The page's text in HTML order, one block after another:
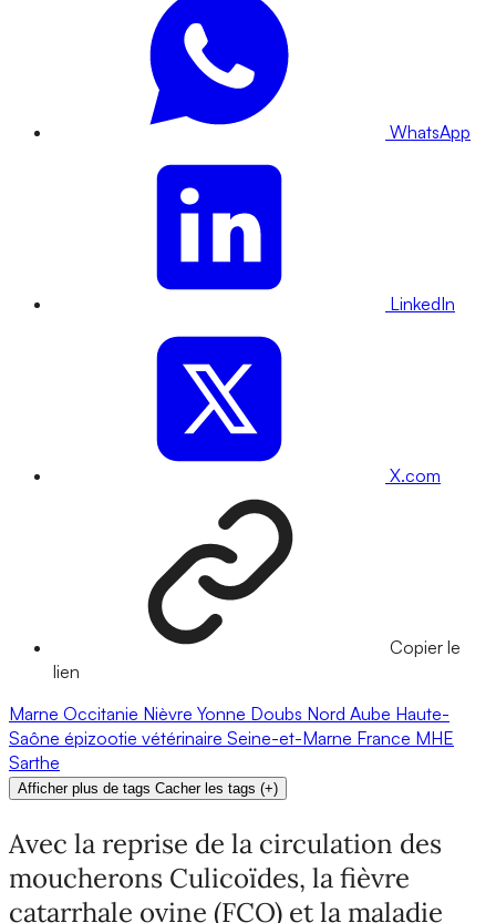
WhatsApp
LinkedIn
X.com
Copier le
lien
Marne Occitanie Nièvre Yonne Doubs Nord Aube Haute-
Saône épizootie vétérinaire Seine-et-Marne France MHE
Sarthe
Afficher plus de tags Cacher les tags (+)
Avec la reprise de la circulation des
moucherons Culicoïdes, la fièvre
catarrhale ovine (FCO) et la maladie